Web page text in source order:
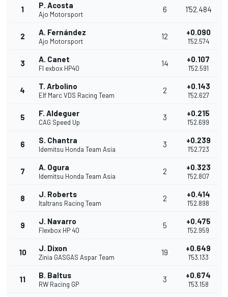
1 P. Acosta
Ajo Motorsport
6 1'52.484
2 A. Fernández
Ajo Motorsport
12 +0.090
1'52.574
3 A. Canet
Fl exbox HP40
14 +0.107
1'52.591
4 T. Arbolino
Elf Marc VDS Racing Team
2 +0.143
1'52.627
5 F. Aldeguer
CAG Speed Up
3 +0.215
1'52.699
6 S. Chantra
Idemitsu Honda Team Asia
3 +0.239
1'52.723
7 A. Ogura
Idemitsu Honda Team Asia
2 +0.323
1'52.807
8 J. Roberts
Italtrans Racing Team
2 +0.414
1'52.898
9 J. Navarro
Flexbox HP 40
5 +0.475
1'52.959
10 J. Dixon
Zinia GASGAS Aspar Team
19 +0.649
1'53.133
11 B. Baltus
RW Racing GP
3 +0.674
1'53.158